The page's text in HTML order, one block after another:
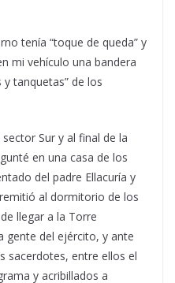
tenía “toque de queda” y
mi vehículo una bandera
tanquetas” de los
Sur y al final de la
en una casa de los
del padre Ellacuría y
al dormitorio de los
llegar a la Torre
gente del ejército, y ante
sacerdotes, entre ellos el
y acribillados a